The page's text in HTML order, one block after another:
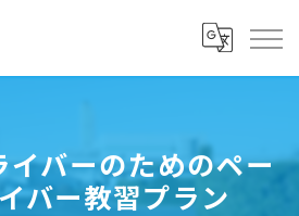
イバーのためのペー
バー教習プラン